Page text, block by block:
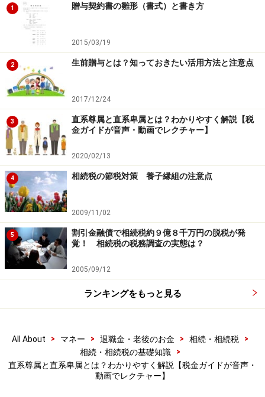
姻族とは、婚姻関係による、配偶者の血族、および血族
の配偶者、をいいます。具体的には、「義理の父母」や
「子の配偶者」というイメージです。
青枠内は「尊属」、赤枠内は「卑属」となります。
親族とは何を指す？民法で規定された親族
の範囲
民法において、親族の範囲が規定されています。具体的
には下記のとおりです。
（親族の範囲:民法725条）
次に掲げる者は、親族とする。
一 六親等内の血族
二 配偶者
三 三親等内の姻族
つまり、「6親等内の血族(黄色部分)」と「配偶者」、そ
なります。
（親等の計算:民法726条）
1 贈与契約書の雛形（書式）と書き方
2015/03/19
2 生前贈与とは？知っておきたい活用方法と注意点
2017/12/24
3
直系尊属と直系卑属とは？わかりやすく解説【税
金ガイドが音声・動画でレクチャー】
2020/02/13
4 相続税の節税対策 養子縁組の注意点
2009/11/02
5
割引金融債で相続税約９億８千万円の脱税が発
覚！ 相続税の税務調査の実態は？
2005/09/12
ランキングをもっと見る
All About > マネー > 退職金・老後のお金 > 相続・相続税
>
相続・相続税の基礎知識
>
直系尊属と直系卑属とは？わかりやすく解説【税金ガイドが音声・
動画でレクチャー】